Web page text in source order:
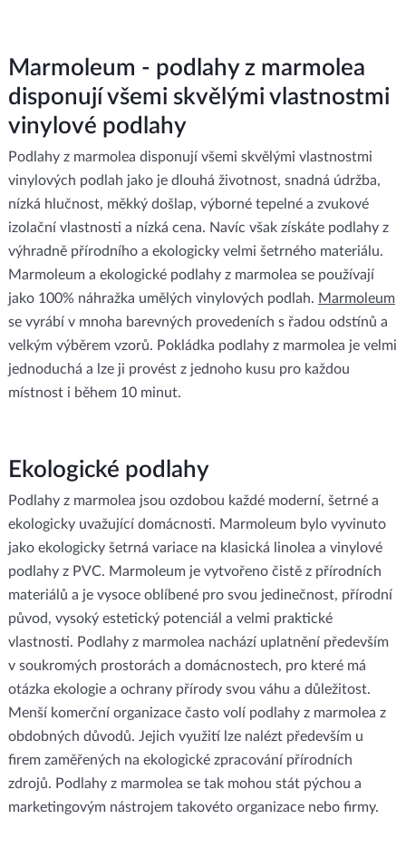
Marmoleum - podlahy z marmolea
disponují všemi skvělými vlastnostmi
vinylové podlahy
Podlahy z marmolea disponují všemi skvělými vlastnostmi
vinylových podlah jako je dlouhá životnost, snadná údržba,
nízká hlučnost, měkký došlap, výborné tepelné a zvukové
izolační vlastnosti a nízká cena. Navíc však získáte podlahy z
výhradně přírodního a ekologicky velmi šetrného materiálu.
Marmoleum a ekologické podlahy z marmolea se používají
jako 100% náhražka umělých vinylových podlah. Marmoleum
se vyrábí v mnoha barevných provedeních s řadou odstínů a
velkým výběrem vzorů. Pokládka podlahy z marmolea je velmi
jednoduchá a lze ji provést z jednoho kusu pro každou
místnost i během 10 minut.
Ekologické podlahy
Podlahy z marmolea jsou ozdobou každé moderní, šetrné a
ekologicky uvažující domácnosti. Marmoleum bylo vyvinuto
jako ekologicky šetrná variace na klasická linolea a vinylové
podlahy z PVC. Marmoleum je vytvořeno čistě z přírodních
materiálů a je vysoce oblíbené pro svou jedinečnost, přírodní
původ, vysoký estetický potenciál a velmi praktické
vlastnosti. Podlahy z marmolea nachází uplatnění především
v soukromých prostorách a domácnostech, pro které má
otázka ekologie a ochrany přírody svou váhu a důležitost.
Menší komerční organizace často volí podlahy z marmolea z
obdobných důvodů. Jejich využití lze nalézt především u
firem zaměřených na ekologické zpracování přírodních
zdrojů. Podlahy z marmolea se tak mohou stát pýchou a
marketingovým nástrojem takovéto organizace nebo firmy.